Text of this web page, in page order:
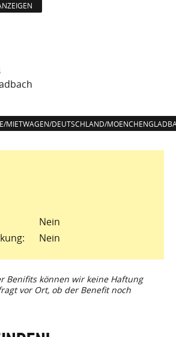
MIETWAGEN/DEUTSCHLAND/
Nein
Nein
Benifits können wir keine Haftung
vor Ort, ob der Benefit noch